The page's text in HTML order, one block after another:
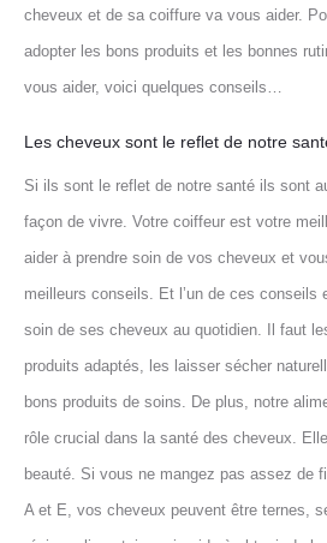
cheveux et de sa coiffure va vous aider.
adopter les bons produits et les bonnes
vous aider, voici quelques conseils…
Les cheveux sont le reflet de notre
Si ils sont le reflet de notre santé ils sont
façon de vivre. Votre coiffeur est votre
aider à prendre soin de vos cheveux et
meilleurs conseils. Et l’un de ces conseils
soin de ses cheveux au quotidien. Il faut
produits adaptés, les laisser sécher
bons produits de soins. De plus, notre
rôle crucial dans la santé des cheveux. Elle
beauté. Si vous ne mangez pas assez de
A et E, vos cheveux peuvent être ternes,